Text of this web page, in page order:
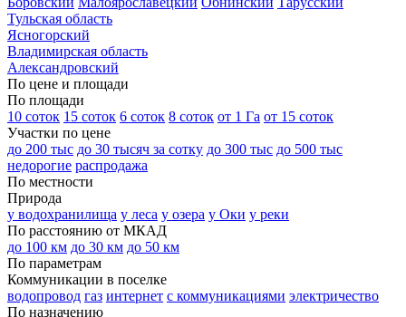
Тульская область
Ясногорский
Владимирская область
Александровский
По цене и площади
По площади
10 соток 15 соток 6 соток 8 соток от 1 Га от 15 соток
Участки по цене
до 200 тыс до 30 тысяч за сотку до 300 тыс до 500 тыс
недорогие распродажа
По местности
Природа
у водохранилища у леса у озера у Оки у реки
По расстоянию от МКАД
до 100 км до 30 км до 50 км
По параметрам
Коммуникации в поселке
водопровод газ интернет с коммуникациями электричество
По назначению